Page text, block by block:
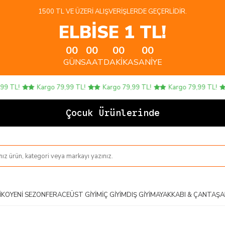
1500 TL VE ÜZERI ALIŞVERIŞLERDE GEÇERLIDIR.
ELBİSE 1 TL!
00
GÜN
00
SAAT
00
DAKIKA
00
SANIYE
Kargo 79,99 TL! Kargo 79,99 TL! Kargo 79,99 TL!
Çocuk Ürünlerinde 4 A
YENI SEZONFERACEÜST GIYIMİÇ GIYIMDIŞ GIYIMAYAKKABI & ÇANTA